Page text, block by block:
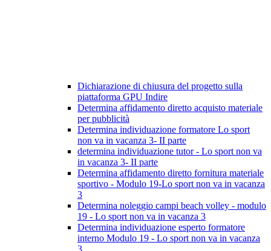
Dichiarazione di chiusura del progetto sulla
piattaforma GPU Indire
Determina affidamento diretto acquisto materiale
per pubblicità
Determina individuazione formatore Lo sport
non va in vacanza 3- II parte
determina individuazione tutor - Lo sport non va
in vacanza 3- II parte
Determina affidamento diretto fornitura materiale
sportivo - Modulo 19-Lo sport non va in vacanza
3
Determina noleggio campi beach volley - modulo
19 - Lo sport non va in vacanza 3
Determina individuazione esperto formatore
interno Modulo 19 - Lo sport non va in vacanza